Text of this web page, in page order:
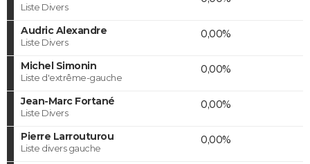
Liste Divers
Audric Alexandre
Liste Divers
0,00%
Michel Simonin
Liste d'extrême-gauche
0,00%
Jean-Marc Fortané
Liste Divers
0,00%
Pierre Larrouturou
Liste divers gauche
0,00%